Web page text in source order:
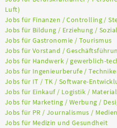
Luft)
Jobs für Finanzen / Controlling /
Jobs für Bildung / Erziehung /
Jobs für Gastronomie / Tourismus
Jobs für Vorstand /
Jobs für Handwerk / gewerblich-
Jobs für Ingenieurberufe /
Jobs für IT / TK / Software-
Jobs für Einkauf / Logistik /
Jobs für Marketing / Werbung /
Jobs für PR / Journalismus /
Jobs für Medizin und Gesundheit